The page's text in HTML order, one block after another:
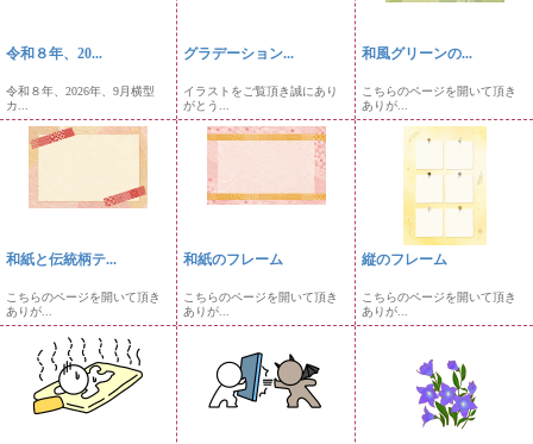
令和８年、20...
令和８年、2026年、9月横型
カ...
グラデーション...
イラストをご覧頂き誠にあり
がとう...
和風グリーンの...
こちらのページを開いて頂き
ありが...
和紙と伝統柄テ...
こちらのページを開いて頂き
ありが...
和紙のフレーム
こちらのページを開いて頂き
ありが...
縦のフレーム
こちらのページを開いて頂き
ありが...